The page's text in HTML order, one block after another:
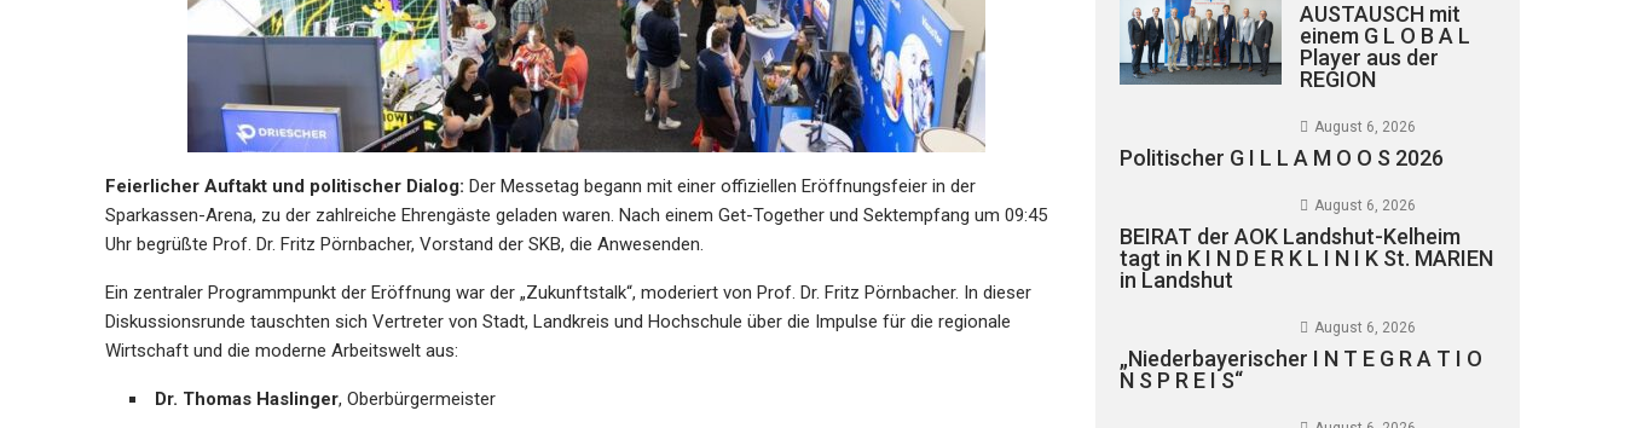
Feierlicher Auftakt und politischer Dialog: Der Messetag begann mit einer offiziellen Eröffnungsfeier in der
Sparkassen-Arena, zu der zahlreiche Ehrengäste geladen waren. Nach einem Get-Together und Sektempfang um 09:45
Uhr begrüßte Prof. Dr. Fritz Pörnbacher, Vorstand der SKB, die Anwesenden.
Ein zentraler Programmpunkt der Eröffnung war der „Zukunftstalk“, moderiert von Prof. Dr. Fritz Pörnbacher. In dieser
Diskussionsrunde tauschten sich Vertreter von Stadt, Landkreis und Hochschule über die Impulse für die regionale
Wirtschaft und die moderne Arbeitswelt aus:
Dr. Thomas Haslinger, Oberbürgermeister
AUSTAUSCH mit
einem G L O B A L
Player aus der
REGION
August 6, 2026
Politischer G I L L A M O O S 2026
August 6, 2026
BEIRAT der AOK Landshut-Kelheim
tagt in K I N D E R K L I N I K St. MARIEN
in Landshut
August 6, 2026
„Niederbayerischer I N T E G R A T I O
N S P R E I S“